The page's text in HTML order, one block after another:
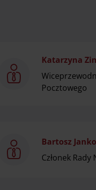
Katarzyna
Pocztowego
Bartosz
Członek